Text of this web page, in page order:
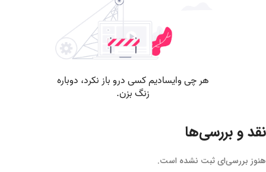
نقد و بررسی‌ها
هنوز بررسی‌ای ثبت نشده است.